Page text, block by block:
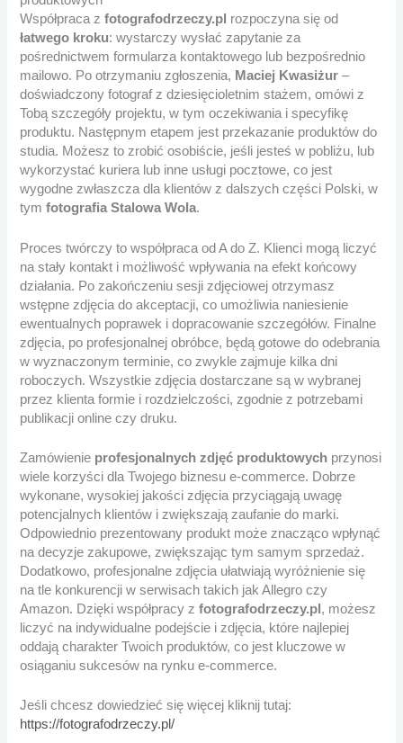
Współpraca zfotografodrzeczy.pl rozpoczyna się od
łatwego kroku: wystarczy wysłać zapytanie za
pośrednictwem formularza kontaktowego lub bezpośrednio
mailowo. Po otrzymaniu zgłoszenia, Maciej Kwasiżur –
doświadczony fotograf z dziesięcioletnim stażem, omówi z
Tobą szczegóły projektu, w tym oczekiwania i specyfikę
produktu. Następnym etapem jest przekazanie produktów do
studia. Możesz to zrobić osobiście, jeśli jesteś w pobliżu, lub
wykorzystać kuriera lub inne usługi pocztowe, co jest
wygodne zwłaszcza dla klientów z dalszych części Polski, w
tymfotografia Stalowa Wola.
Proces twórczy to współpraca od A do Z. Klienci mogą liczyć
na stały kontakt i możliwość wpływania na efekt końcowy
działania. Po zakończeniu sesji zdjęciowej otrzymasz
wstępne zdjęcia do akceptacji, co umożliwia naniesienie
ewentualnych poprawek i dopracowanie szczegółów. Finalne
zdjęcia, po profesjonalnej obróbce, będą gotowe do odebrania
w wyznaczonym terminie, co zwykle zajmuje kilka dni
roboczych. Wszystkie zdjęcia dostarczane są w wybranej
przez klienta formie i rozdzielczości, zgodnie z potrzebami
publikacji online czy druku.
Zamówienie profesjonalnych zdjęć produktowych przynosi
wiele korzyści dla Twojego biznesu e-commerce. Dobrze
wykonane, wysokiej jakości zdjęcia przyciągają uwagę
potencjalnych klientów i zwiększają zaufanie do marki.
Odpowiednio prezentowany produkt może znacząco wpłynąć
na decyzje zakupowe, zwiększając tym samym sprzedaż.
Dodatkowo, profesjonalne zdjęcia ułatwiają wyróżnienie się
na tle konkurencji w serwisach takich jak Allegro czy
Amazon. Dzięki współpracy zfotografodrzeczy.pl , możesz
liczyć na indywidualne podejście i zdjęcia, które najlepiej
oddają charakter Twoich produktów, co jest kluczowe w
osiąganiu sukcesów na rynku e-commerce.
Jeśli chcesz dowiedzieć się więcej kliknij tutaj:
https://fotografodrzeczy.pl/